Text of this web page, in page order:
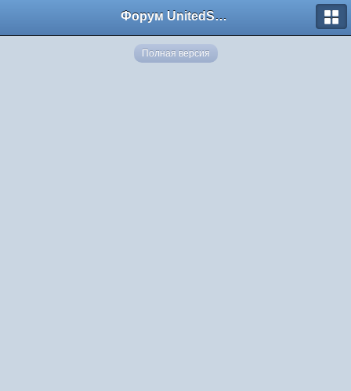
Форум UnitedSouth
Полная версия